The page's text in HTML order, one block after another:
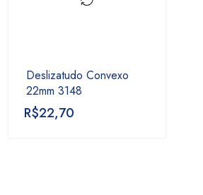
Deslizatudo Convexo
22mm 3148
R$22,70